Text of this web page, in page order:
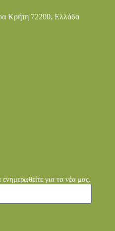
Κρήτη 72200, Ελλάδα
για τα νέα μας.